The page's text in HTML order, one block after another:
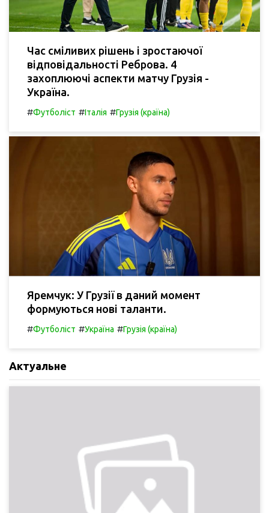
Час сміливих рішень і зростаючої
відповідальності Реброва. 4
захоплюючі аспекти матчу Грузія -
Україна.
#Футболіст #Італія #Грузія (країна)
Яремчук: У Грузії в даний момент
формуються нові таланти.
#Футболіст #Україна #Грузія (країна)
Актуальне